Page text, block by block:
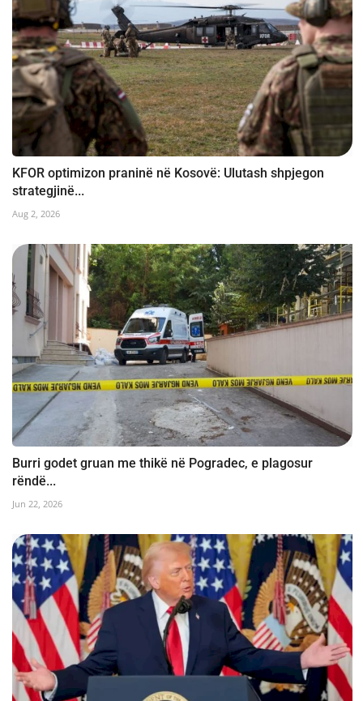
KFOR optimizon praninë në Kosovë: Ulutash shpjegon
strategjinë...
Aug 2, 2026
Burri godet gruan me thikë në Pogradec, e plagosur
rëndë...
Jun 22, 2026